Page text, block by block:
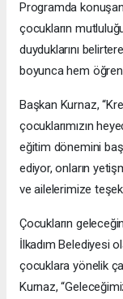
Programda
çocukların
duyduklarını
boyunca hem
Başkan Kurnaz,
çocuklarımızın
eğitim dönemini
ediyor, onların
ve ailelerimize
Çocukların
İlkadım Belediyesi
çocuklara yönelik
Kurnaz,